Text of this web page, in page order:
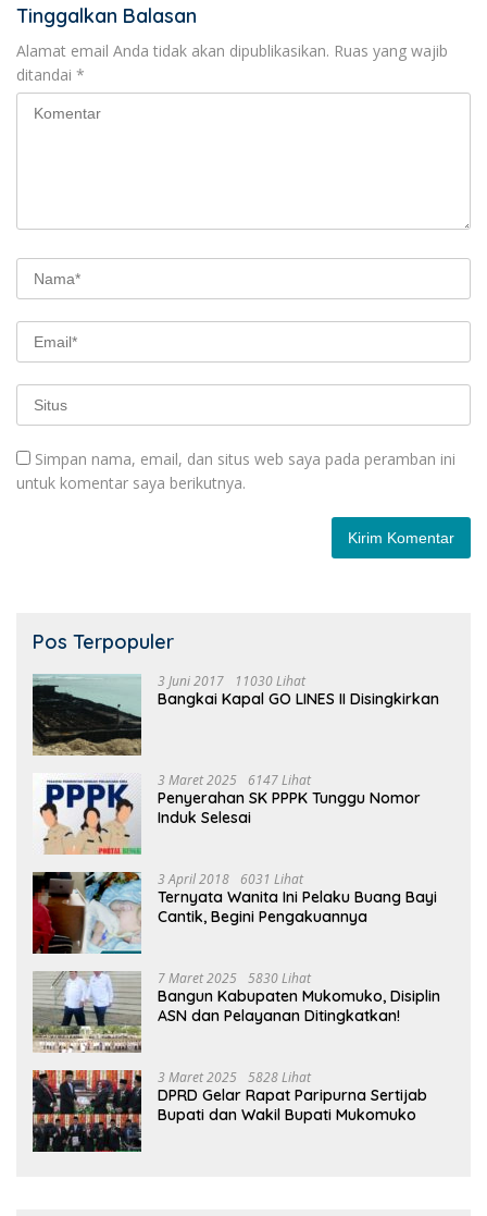
Tinggalkan Balasan
Alamat email Anda tidak akan dipublikasikan. Ruas yang wajib
ditandai *
Simpan nama, email, dan situs web saya pada peramban ini
untuk komentar saya berikutnya.
Pos Terpopuler
3 Juni 2017 11030 Lihat
Bangkai Kapal GO LINES II Disingkirkan
3 Maret 2025 6147 Lihat
Penyerahan SK PPPK Tunggu Nomor
Induk Selesai
3 April 2018 6031 Lihat
Ternyata Wanita Ini Pelaku Buang Bayi
Cantik, Begini Pengakuannya
7 Maret 2025 5830 Lihat
Bangun Kabupaten Mukomuko, Disiplin
ASN dan Pelayanan Ditingkatkan!
3 Maret 2025 5828 Lihat
DPRD Gelar Rapat Paripurna Sertijab
Bupati dan Wakil Bupati Mukomuko